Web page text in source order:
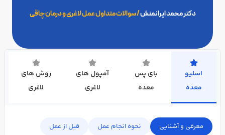
دکتر محمد ایرانمنش/سوالات متداول عمل لاغری و درمان چاقی
معرفی و آشنایی نحوه انجام عمل
قبل از عمل
اسلیو
معده
بای پس
معده
آمپول های
لاغری
روش های
لاغری